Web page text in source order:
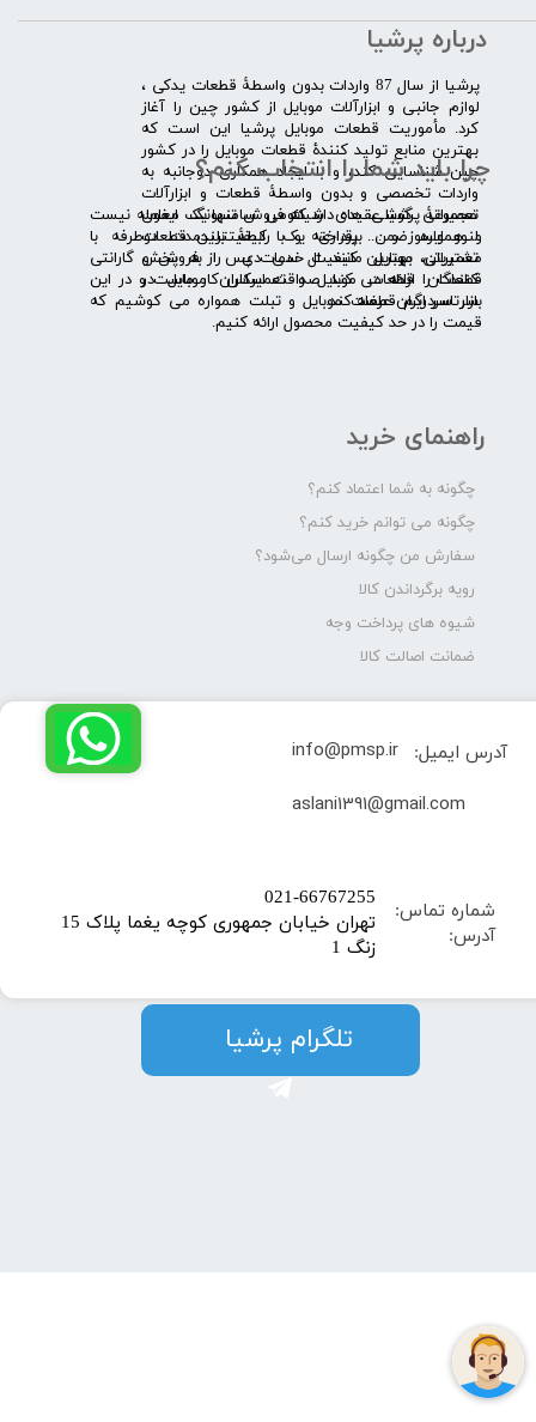
درباره پرشیا
​پرشیا از سال 87 واردات بدون واسطۀ قطعات یدکی ،
لوازم جانبی و ابزارآلات موبایل از کشور چین را آغاز
کرد. مأموریت قطعات موبایل پرشیا این است که
بهترین منابع تولید کنندۀ قطعات موبایل را در کشور
چین شناسایی کند، و با ایجاد همکاری دوجانبه به
واردات تخصصی و بدون واسطۀ قطعات و ابزارآلات
تعمیراتی گوشی های شیائومی سامسونگ ایفون
لنوو ایسوز و .... پرداخته و با کیفیت­ترین قطعات
تعمیراتی موبایل مانند ال سی دی را به پخش
کنندگان قطعات موبایل و تعمیرکاران موبایل در
سرتاسر ایران عرضه کند.
راهنمای خرید
چگونه به شما اعتماد کنم؟
چگونه می توانم خرید کنم؟
سفارش من چگونه ارسال می‌شود؟
رویه برگرداندن کالا
شیوه های پرداخت وجه
ضمانت اصالت کالا
چرا باید شما را انتخاب کنم؟
​​ ​مجموعۀ پرشیا عقیده دارد که فروش تنها یک معامله نیست
و همواره ضمن برقراری یک رابطۀ بلندمدت دوطرفه با
مشتریان، بهترین کیفیت خدمات پس از فروش و گارانتی
قطعات را ارائه می­ کند. صداقت اساس کار ماست و در این
بازار سردرگم قطعات موبایل و تبلت همواره می کوشیم که
قیمت را در حد کیفیت محصول ارائه کنیم.
شماره تماس:
آدرس:
​021-66767255
تهران خیابان جمهوری کوچه یغما پلاک 15
زنگ 1
آدرس ایمیل:
info@pmsp.ir
​aslani1391@gmail.com
​​​​تلگرام پرشیا